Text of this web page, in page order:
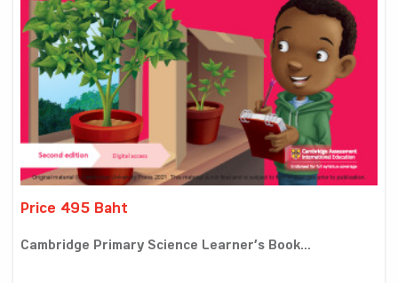
Price 495 Baht
Cambridge Primary Science Learner’s Book...